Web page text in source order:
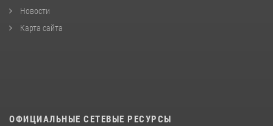
Новости
Карта сайта
ОФИЦИАЛЬНЫЕ СЕТЕВЫЕ РЕСУРСЫ